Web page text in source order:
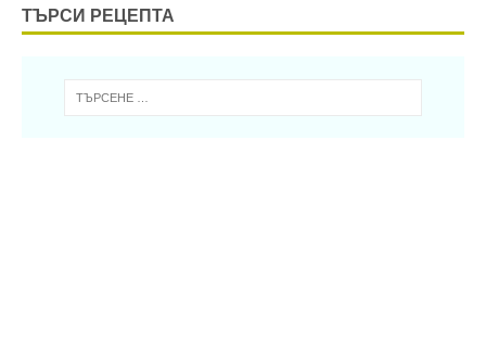
ТЪРСИ РЕЦЕПТА